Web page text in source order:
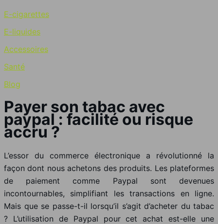
E-cigarettes
E-liquides
Accessoires
Santé
Blog
Payer son tabac avec
paypal : facilité ou risque
accru ?
L’essor du commerce électronique a révolutionné la
façon dont nous achetons des produits. Les plateformes
de paiement comme Paypal sont devenues
incontournables, simplifiant les transactions en ligne.
Mais que se passe-t-il lorsqu’il s’agit d’acheter du tabac
? L’utilisation de Paypal pour cet achat est-elle une